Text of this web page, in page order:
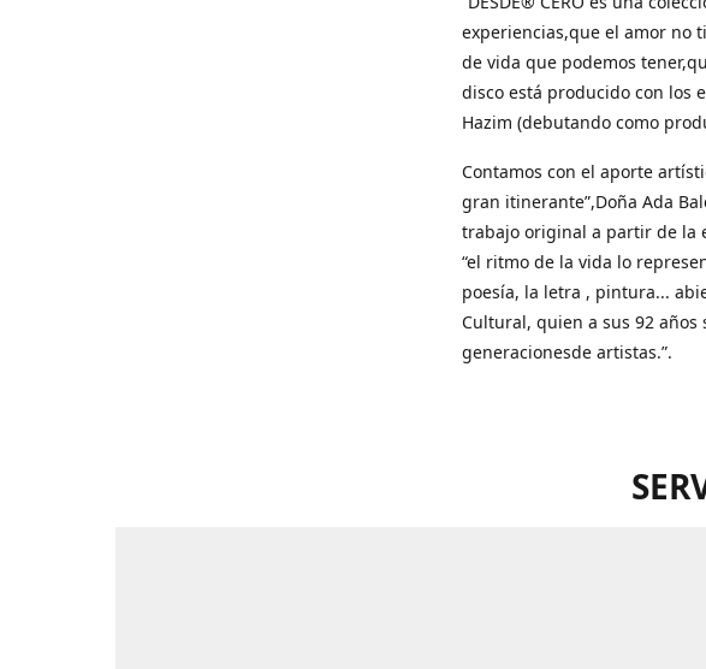
experiencias,que el amor no
de vida que podemos
disco está producido con los
Hazim (debutando como
Contamos con el aporte
gran itinerante”,Doña Ada
trabajo original a partir de la
“el ritmo de la vida lo
poesía, la letra , pintura...
Cultural, quien a sus 92
generacionesde artistas.”.